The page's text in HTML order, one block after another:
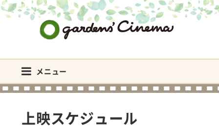
メニュー
上映スケジュール